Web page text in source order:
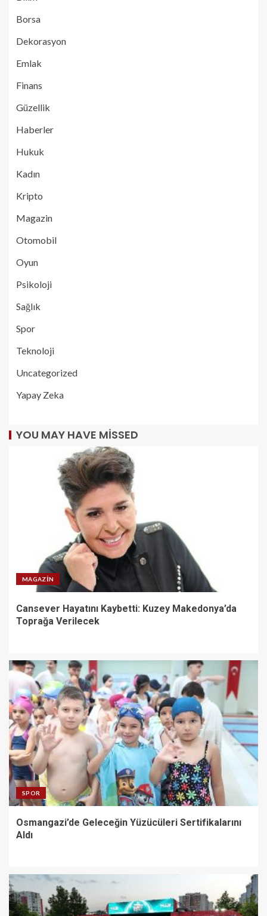
Borsa
Dekorasyon
Emlak
Finans
Güzellik
Haberler
Hukuk
Kadın
Kripto
Magazin
Otomobil
Oyun
Psikoloji
Sağlık
Spor
Teknoloji
Uncategorized
Yapay Zeka
YOU MAY HAVE MISSED
MAGAZIN
Cansever Hayatını Kaybetti: Kuzey Makedonya’da
Toprağa Verilecek
SPOR
Osmangazi’de Geleceğin Yüzücüleri Sertifikalarını
Aldı